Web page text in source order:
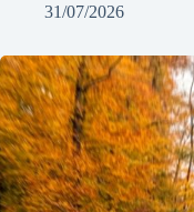
31/07/2026